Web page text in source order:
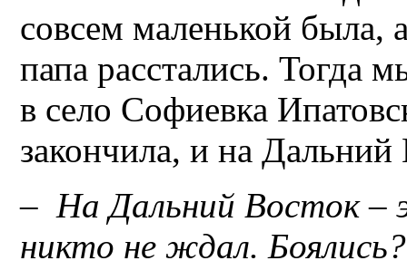
совсем маленькой была,
папа расстались. Тогда
в село Софиевка
закончила, и на
– На Дальний Восток –
никто не ждал. Боялись?